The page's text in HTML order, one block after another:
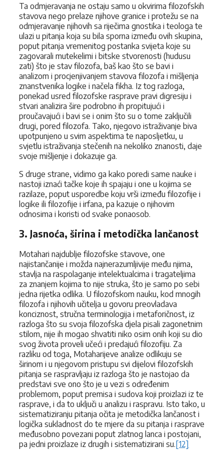
Ta odmjeravanja ne ostaju samo u okvirima filozofskih
stavova nego prelaze njihove granice i protežu se na
odmjeravanje njihovih sa riječima gnostika i teologa te
ulazi u pitanja koja su bila sporna između ovih skupina,
poput pitanja vremenitog postanka svijeta koje su
zagovarali mutekelimi i bitske stvorenosti (hudusu
zati) što je stav filozofa, baš kao što se bavi i
analizom i procjenjivanjem stavova filozofa i mišljenja
znanstvenika logike i načela fikha. Iz tog razloga,
ponekad usred filozofske rasprave pravi digresiju i
stvari analizira šire podrobno ih propitujući i
proučavajući i bavi se i onim što su o tome zaključili
drugi, pored filozofa. Tako, njegovo istraživanje biva
upotpunjeno u svim aspektima te naposljetku, u
svjetlu istraživanja stečenih na nekoliko znanosti, daje
svoje mišljenje i dokazuje ga.
S druge strane, vidimo ga kako poredi same nauke i
nastoji iznaći tačke koje ih spajaju i one u kojima se
razilaze, poput usporedbe koju vrši između filozofije i
logike ili filozofije i irfana, pa kazuje o njihovim
odnosima i koristi od svake ponaosob.
3. Jasnoća, širina i metodička lančanost
Motahari najdublje filozofske stavove, one
najistančanije i možda najnerazumljivije među njima,
stavlja na raspolaganje intelektualcima i tragateljima
za znanjem kojima to nije struka, što je samo po sebi
jedna rijetka odlika. U filozofskom nauku, kod mnogih
filozofa i njihovih učitelja u govoru preovladava
konciznost, stručna terminologija i metaforičnost, iz
razloga što su svoja filozofska djela pisali zagonetnim
stilom, nije ih mogao shvatiti niko osim onih koji su dio
svog života proveli učeći i predajući filozofiju. Za
razliku od toga, Motaharijeve analize odlikuju se
širinom i u njegovom pristupu svi dijelovi filozofskih
pitanja se raspravljaju iz razloga što je nastojao da
predstavi sve ono što je u vezi s određenim
problemom, poput premisa i sudova koji proizlazi iz te
rasprave, i da to uključi u analizu i raspravu. Isto tako, u
sistematiziranju pitanja očita je metodička lančanost i
logička sukladnost do te mjere da su pitanja i rasprave
međusobno povezani poput zlatnog lanca i postojani,
pa jedni proizlaze iz drugih i sistematizirani su. [12]